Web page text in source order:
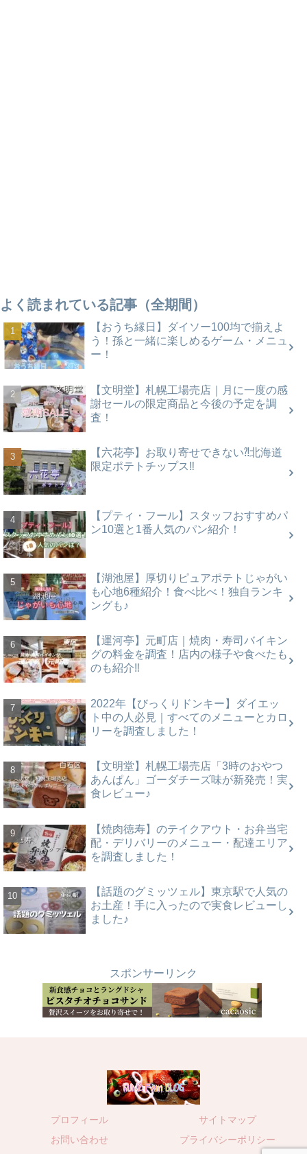
よく読まれている記事（全期間）
【おうち縁日】ダイソー100均で揃えよ
う！孫と一緒に楽しめるゲーム・メニュ
ー！
【文明堂】札幌工場売店｜月に一度の感
謝セールの限定商品と今後の予定を調
査！
【六花亭】お取り寄せできない⁈北海道
限定ポテトチップス‼
【プティ・フール】スタッフおすすめパ
ン10選と1番人気のパン紹介！
【湖池屋】厚切りピュアポテトじゃがい
も心地6種紹介！食べ比べ！独自ランキ
ングも♪
【運河亭】元町店｜焼肉・寿司バイキン
グの料金を調査！店内の様子や食べたも
のも紹介‼
2022年【びっくりドンキー】ダイエッ
ト中の人必見｜すべてのメニューとカロ
リーを調査しました！
【文明堂】札幌工場売店「3時のおやつ
あんぱん」ゴーダチーズ味が新発売！実
食レビュー♪
【焼肉徳寿】のテイクアウト・お弁当宅
配・デリバリーのメニュー・配達エリア
を調査しました！
【話題のグミッツェル】東京駅で人気の
お土産！手に入ったので実食レビューし
ました♪
スポンサーリンク
プロフィール
サイトマップ
お問い合わせ
プライバシーポリシー